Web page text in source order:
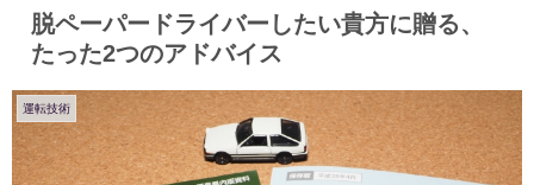
脱ペーパードライバーしたい貴方に贈る、
たった2つのアドバイス
運転技術